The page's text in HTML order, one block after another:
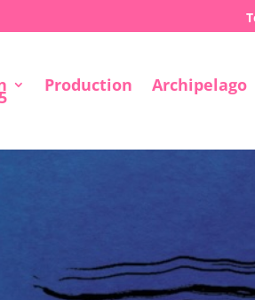
Production Archipelago